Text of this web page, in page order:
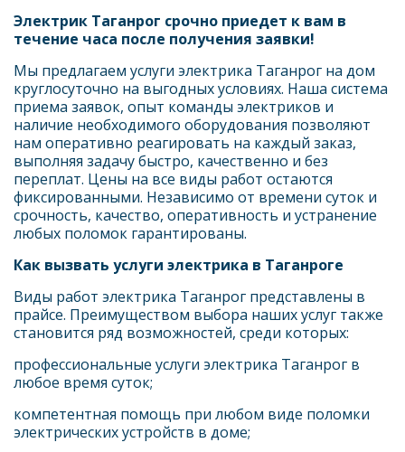
Электрик Таганрог срочно приедет к вам в
течение часа после получения заявки!
Мы предлагаем услуги электрика Таганрог на дом
круглосуточно на выгодных условиях. Наша система
приема заявок, опыт команды электриков и
наличие необходимого оборудования позволяют
нам оперативно реагировать на каждый заказ,
выполняя задачу быстро, качественно и без
переплат. Цены на все виды работ остаются
фиксированными. Независимо от времени суток и
срочность, качество, оперативность и устранение
любых поломок гарантированы.
Как вызвать услуги электрика в Таганроге
Виды работ электрика Таганрог представлены в
прайсе. Преимуществом выбора наших услуг также
становится ряд возможностей, среди которых:
профессиональные услуги электрика Таганрог в
любое время суток;
компетентная помощь при любом виде поломки
электрических устройств в доме;